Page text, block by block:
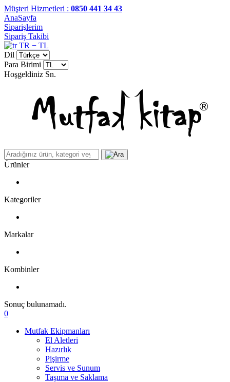
Müşteri Hizmetleri : 0850 441 34 43
AnaSayfa
Siparişlerim
Sipariş Takibi
TR − TL
Dil
Para Birimi
Hoşgeldiniz Sn.
Ürünler
Kategoriler
Markalar
Kombinler
Sonuç bulunamadı.
0
Mutfak Ekipmanları
El Aletleri
Hazırlık
Pişirme
Servis ve Sunum
Taşıma ve Saklama